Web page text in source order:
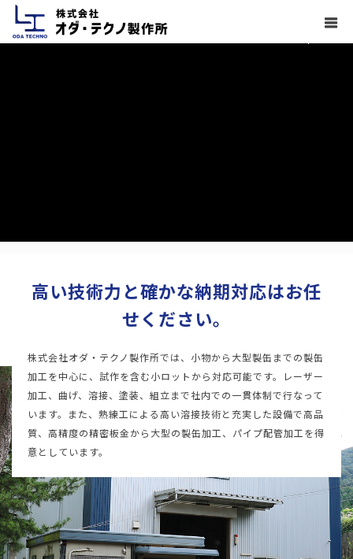
高い技術力と確かな納期対応はお任
せください。
株式会社オダ・テクノ製作所では、小物から大型製缶までの製缶
加工を中心に、試作を含む小ロットから対応可能です。レーザー
加工、曲げ、溶接、塗装、組立まで社内での一貫体制で行なって
います。また、熟練工による高い溶接技術と充実した設備で高品
質、高精度の精密板金から大型の製缶加工、パイプ配管加工を得
意としています。